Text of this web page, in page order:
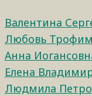
Валентина
Любовь
Анна
Елена
Людмила